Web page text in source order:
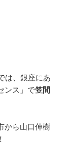
は、銀座にあ
ンス」で笠間
から山口伸樹